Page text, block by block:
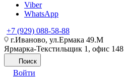
Viber
WhatsApp
+7 (929) 088-58-88
г.Иваново, ул.Ермака 49.M
Ярмарка-Текстильщик 1, офис 148
Поиск
Войти